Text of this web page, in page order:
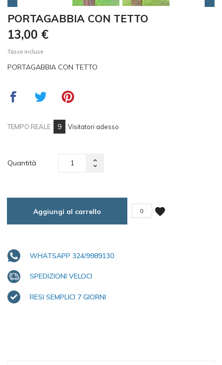
PORTAGABBIA CON TETTO
13,00 €
Tasse incluse
PORTAGABBIA CON TETTO
TEMPO REALE 8 Visitatori adesso
Quantità
Aggiungi al carrello favorite
0
WHATSAPP 324/9989130
SPEDIZIONI VELOCI
RESI SEMPLICI 7 GIORNI